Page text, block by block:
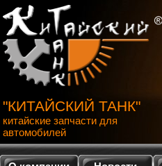
"КИТАЙСКИЙ ТАНК"
китайские запчасти для
автомобилей